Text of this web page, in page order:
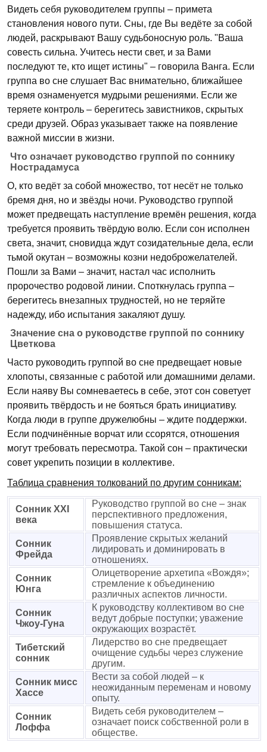
Видеть себя руководителем группы – примета
становления нового пути. Сны, где Вы ведёте за собой
людей, раскрывают Вашу судьбоносную роль. "Ваша
совесть сильна. Учитесь нести свет, и за Вами
последуют те, кто ищет истины" – говорила Ванга. Если
группа во сне слушает Вас внимательно, ближайшее
время ознаменуется мудрыми решениями. Если же
теряете контроль – берегитесь завистников, скрытых
среди друзей. Образ указывает также на появление
важной миссии в жизни.
Что означает руководство группой по соннику
Нострадамуса
О, кто ведёт за собой множество, тот несёт не только
бремя дня, но и звёзды ночи. Руководство группой
может предвещать наступление времён решения, когда
требуется проявить твёрдую волю. Если сон исполнен
света, значит, сновидца ждут созидательные дела, если
тьмой окутан – возможны козни недоброжелателей.
Пошли за Вами – значит, настал час исполнить
пророчество родовой линии. Споткнулась группа –
берегитесь внезапных трудностей, но не теряйте
надежду, ибо испытания закаляют душу.
Значение сна о руководстве группой по соннику
Цветкова
Часто руководить группой во сне предвещает новые
хлопоты, связанные с работой или домашними делами.
Если наяву Вы сомневаетесь в себе, этот сон советует
проявить твёрдость и не бояться брать инициативу.
Когда люди в группе дружелюбны – ждите поддержки.
Если подчинённые ворчат или ссорятся, отношения
могут требовать пересмотра. Такой сон – практически
совет укрепить позиции в коллективе.
Таблица сравнения толкований по другим сонникам:
Сонник XXI
века
Руководство группой во сне – знак
перспективного предложения,
повышения статуса.
Сонник
Фрейда
Проявление скрытых желаний
лидировать и доминировать в
отношениях.
Сонник
Юнга
Олицетворение архетипа «Вождя»;
стремление к объединению
различных аспектов личности.
Сонник
Чжоу-Гуна
К руководству коллективом во сне
ведут добрые поступки; уважение
окружающих возрастёт.
Тибетский
сонник
Лидерство во сне предвещает
очищение судьбы через служение
другим.
Сонник мисс
Хассе
Вести за собой людей – к
неожиданным переменам и новому
опыту.
Сонник
Лоффа
Видеть себя руководителем –
означает поиск собственной роли в
обществе.